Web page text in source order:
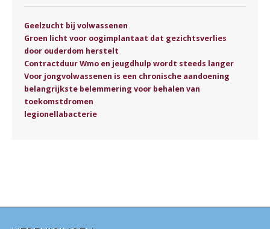
Geelzucht bij volwassenen
Groen licht voor oogimplantaat dat gezichtsverlies
door ouderdom herstelt
Contractduur Wmo en jeugdhulp wordt steeds langer
Voor jongvolwassenen is een chronische aandoening
belangrijkste belemmering voor behalen van
toekomstdromen
legionellabacterie